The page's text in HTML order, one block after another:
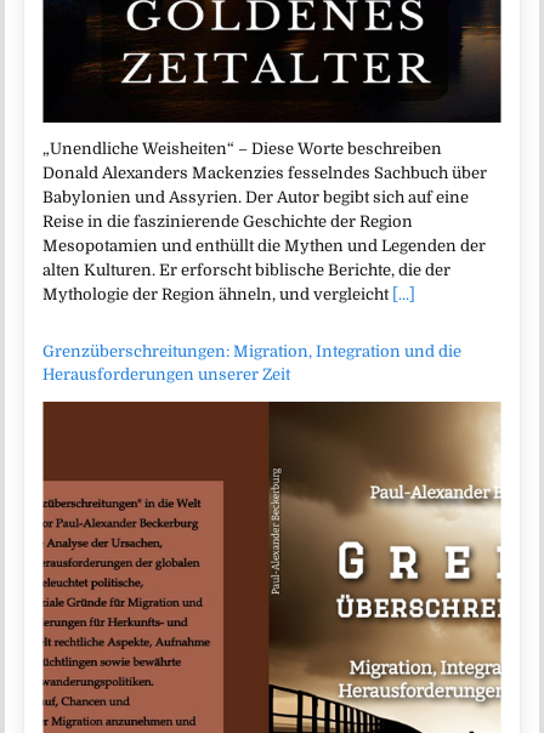
„Unendliche Weisheiten“ – Diese Worte beschreiben
Donald Alexanders Mackenzies fesselndes Sachbuch über
Babylonien und Assyrien. Der Autor begibt sich auf eine
Reise in die faszinierende Geschichte der Region
Mesopotamien und enthüllt die Mythen und Legenden der
alten Kulturen. Er erforscht biblische Berichte, die der
Mythologie der Region ähneln, und vergleicht [...]
Grenzüberschreitungen: Migration, Integration und die
Herausforderungen unserer Zeit